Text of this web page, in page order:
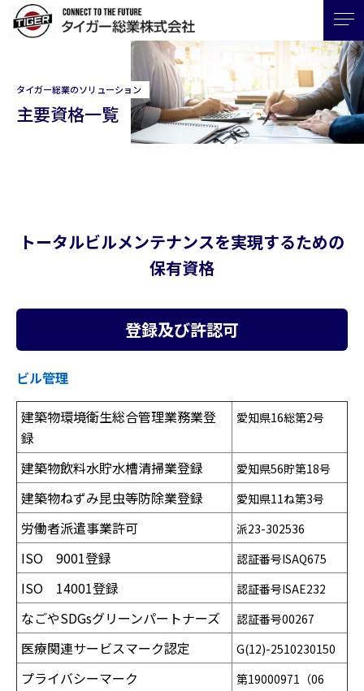
タイガー総業のソリューション
主要資格一覧
トータルビルメンテナンスを実現するための
保有資格
登録及び許認可
ビル管理
建築物環境衛生総合管理業務業登
録
愛知県16総第2号
建築物飲料水貯水槽清掃業登録 愛知県56貯第18号
建築物ねずみ昆虫等防除業登録 愛知県11ね第3号
労働者派遣事業許可 派23-302536
ISO 9001登録 認証番号ISAQ675
ISO 14001登録 認証番号ISAE232
なごやSDGsグリーンパートナーズ 認証番号00267
医療関連サービスマーク認定 G(12)-2510230150
プライバシーマーク
第19000971（06